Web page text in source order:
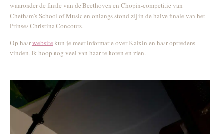
waaronder de finale van de Beethoven en Chopin-competitie van
Chetham's School of Music en onlangs stond zij in de halve finale van het
Prinses Christina Concours.
Op haarwebsite kun je meer informatie over Kaixin en haar optredens
vinden. Ik hoop nog veel van haar te horen en zien.